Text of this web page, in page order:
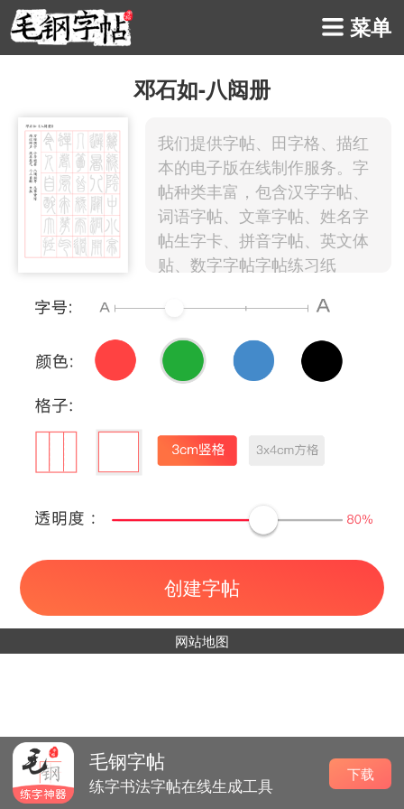
菜单
邓石如-八闼册
我们提供字帖、田字格、描红
本的电子版在线制作服务。字
帖种类丰富，包含汉字字帖、
词语字帖、文章字帖、姓名字
帖生字卡、拼音字帖、英文体
贴、数字字帖字帖练习纸
创建字帖
网站地图
毛钢字帖
练字书法字帖在线生成工具
下载